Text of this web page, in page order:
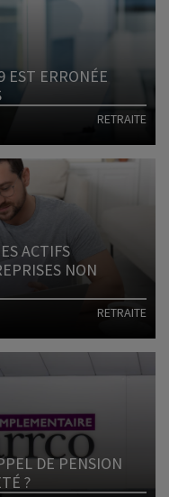
EST ERRONÉE
RETRAITE
ACTIFS
NON
RETRAITE
DE PENSION
?